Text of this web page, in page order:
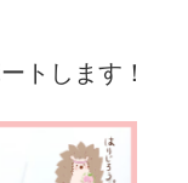
トします！